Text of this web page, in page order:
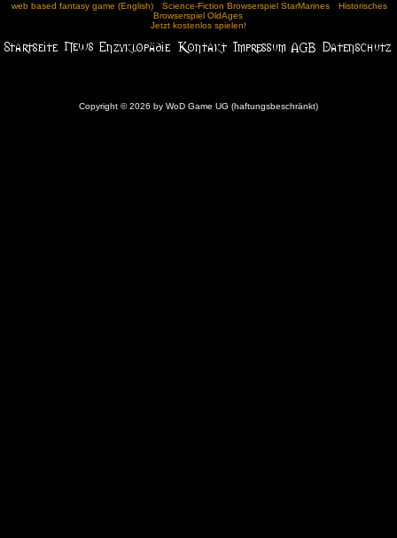
web based fantasy game (English) Science-Fiction Browserspiel StarMarines
Historisches
Browserspiel OldAges
Jetzt kostenlos spielen!
Copyright © 2026 by WoD Game UG (haftungsbeschränkt)